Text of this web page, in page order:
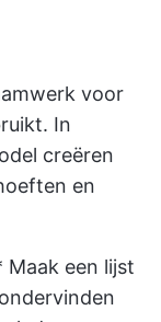
voor
In
creëren
en
Maak een lijst